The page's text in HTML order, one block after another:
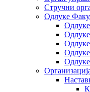
Стручни
Одлуке